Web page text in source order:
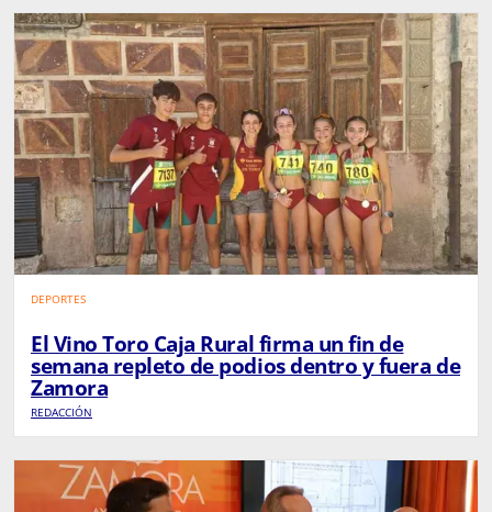
DEPORTES
El Vino Toro Caja Rural firma un fin de
semana repleto de podios dentro y fuera de
Zamora
REDACCIÓN